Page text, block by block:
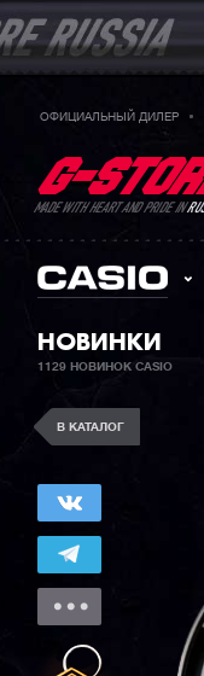
ОФИЦИАЛЬНЫЙ ДИЛЕР
MADE WITH HEART AND PRIDE IN
НОВИНКИ
1129 НОВИНОК CASIO
В КАТАЛОГ